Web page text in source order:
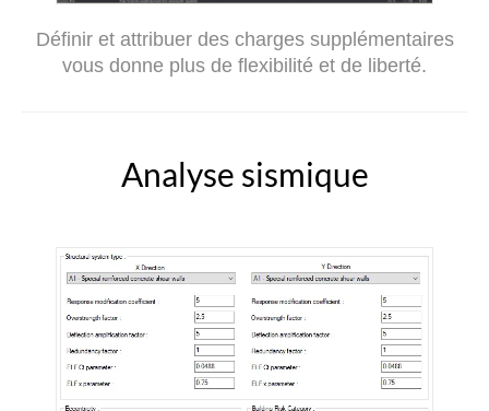
Définir et attribuer des charges supplémentaires
vous donne plus de flexibilité et de liberté.
Analyse sismique